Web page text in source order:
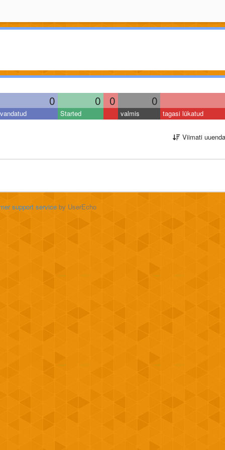
0 0 0 0
Started valmis tagasi lükatud
Viimati
support serviceby UserEcho